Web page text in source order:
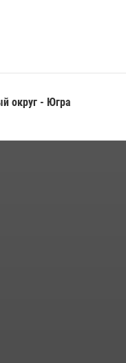
почтили память
округ - Югра